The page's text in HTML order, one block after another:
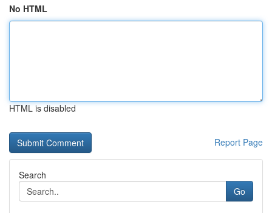
No HTML
HTML is disabled
Report Page
Search
Go